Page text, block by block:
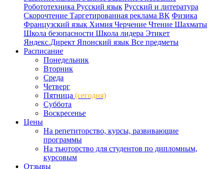
Робототехника Русский язык Русский и литература
Скорочтение Таргетированная реклама ВК Физика
Французский язык Химия Черчение Чтение Шахматы
Школа безопасности Школа лидера Этикет
Яндекс.Директ Японский язык Все предметы
Расписание
Понедельник
Вторник
Среда
Четверг
Пятница (сегодня)
Суббота
Воскресенье
Цены
На репетиторство, курсы, развивающие
программы
На тьюторство для студентов по дипломным,
курсовым
Отзывы